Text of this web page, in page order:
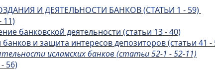
И ДЕЯТЕЛЬНОСТИ БАНКОВ (СТАТЬИ 1 - 59)
11)
банковской деятельности (статьи 13 - 40)
и защита интересов депозиторов (статьи 41 -
исламских банков (статьи 52-1 - 52-11)
56)